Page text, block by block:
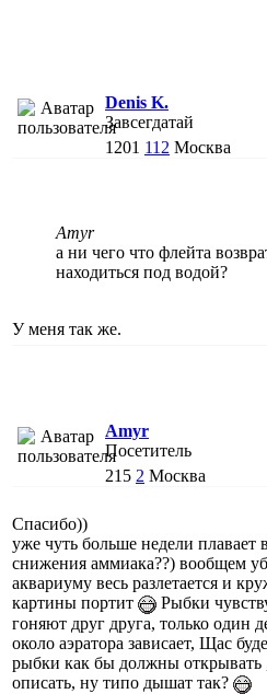
Denis K.
Завсегдатай
1201 112 Москва
Amyr
а ни чего что флейта
находиться под водой?
У меня так же.
Amyr
Посетитель
215 2 Москва
Спасибо))
уже чуть больше недели плавает
снижения аммиака??) вообщем
аквариуму весь разлетается и
картины портит
Рыбки
гоняют друг друга, только один
около аэратора зависает, Щас
рыбки как бы должны открывать
описать, ну типо дышат так?